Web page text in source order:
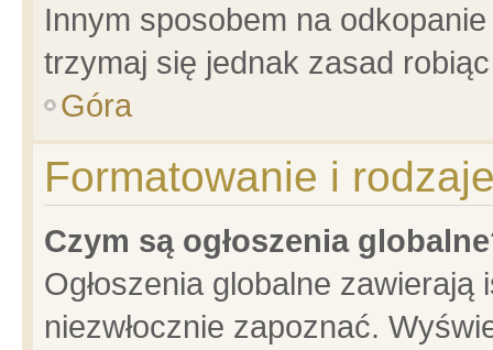
Innym sposobem na
trzymaj się jednak zasad
Góra
Formatowanie i
Czym są ogłoszenia
Ogłoszenia globalne
niezwłocznie zapoznać.